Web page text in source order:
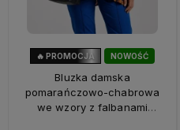
NOWOŚĆ
🔥 PROMOCJA
Bluzka damska
pomarańczowo-chabrowa
we wzory z falbanami